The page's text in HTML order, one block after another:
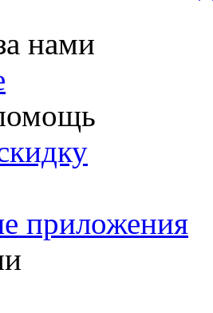
нами
приложения